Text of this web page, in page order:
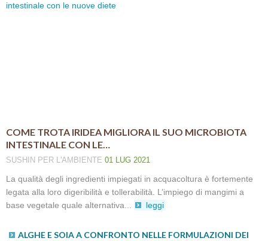
COME TROTA IRIDEA MIGLIORA IL SUO MICROBIOTA
INTESTINALE CON LE…
SUSHIN PER L'AMBIENTE 01 LUG 2021
La qualità degli ingredienti impiegati in acquacoltura è fortemente
legata alla loro digeribilità e tollerabilità. L’impiego di mangimi a
base vegetale quale alternativa...
leggi
ALGHE E SOIA A CONFRONTO NELLE FORMULAZIONI DEI